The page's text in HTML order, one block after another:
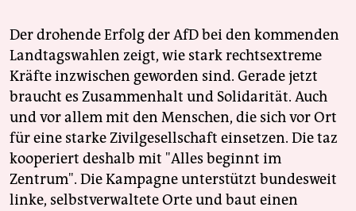
Der drohende Erfolg der AfD bei den kommenden
Landtagswahlen zeigt, wie stark rechtsextreme
Kräfte inzwischen geworden sind. Gerade jetzt
braucht es Zusammenhalt und Solidarität. Auch
und vor allem mit den Menschen, die sich vor Ort
für eine starke Zivilgesellschaft einsetzen. Die taz
kooperiert deshalb mit "Alles beginnt im
Zentrum". Die Kampagne unterstützt bundesweit
linke, selbstverwaltete Orte und baut einen